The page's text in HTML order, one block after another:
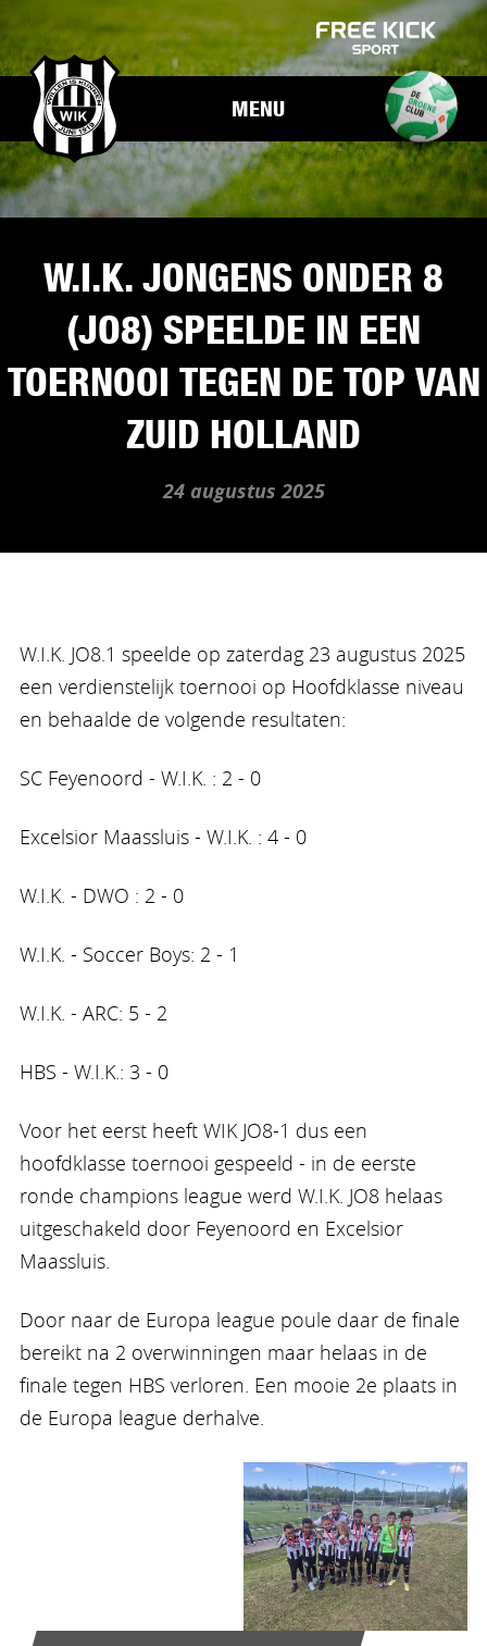
MENU
W.I.K. JONGENS ONDER 8
(JO8) SPEELDE IN EEN
TOERNOOI TEGEN DE TOP VAN
ZUID HOLLAND
24 augustus 2025
W.I.K. JO8.1 speelde op zaterdag 23 augustus 2025
een verdienstelijk toernooi op Hoofdklasse niveau
en behaalde de volgende resultaten:
SC Feyenoord - W.I.K. : 2 - 0
Excelsior Maassluis - W.I.K. : 4 - 0
W.I.K. - DWO : 2 - 0
W.I.K. - Soccer Boys: 2 - 1
W.I.K. - ARC: 5 - 2
HBS - W.I.K.: 3 - 0
Voor het eerst heeft WIK JO8-1 dus een
hoofdklasse toernooi gespeeld - in de eerste
ronde champions league werd W.I.K. JO8 helaas
uitgeschakeld door Feyenoord en Excelsior
Maassluis.
Door naar de Europa league poule daar de finale
bereikt na 2 overwinningen maar helaas in de
finale tegen HBS verloren. Een mooie 2e plaats in
de Europa league derhalve.